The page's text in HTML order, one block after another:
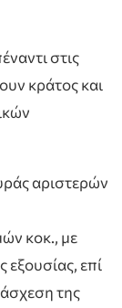
στις
κράτος και
αριστερών
κοκ., με
επί
της